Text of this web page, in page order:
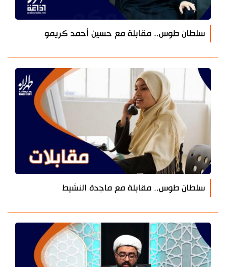
سلطان طوس.. مقابلة مع حسين أحمد كريمو
سلطان طوس.. مقابلة مع ماجدة النشيط